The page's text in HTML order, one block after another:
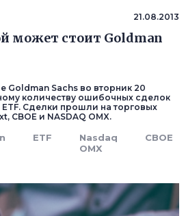
21.08.2013
может стоит Goldman
Goldman Sachs во вторник 20
количеству ошибочных сделок
Сделки прошли на торговых
CBOE и NASDAQ OMX.
ETF
Nasdaq
OMX
CBOE